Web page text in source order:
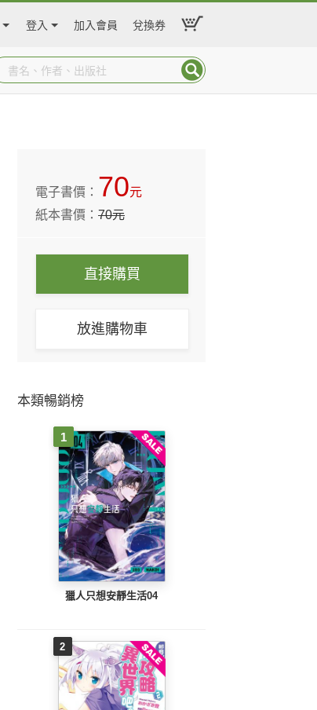
登入 加入會員 兌換券
電子書價： 70元
紙本書價：70元
直接購買
放進購物車
本類暢銷榜
1
獵人只想安靜生活04
2